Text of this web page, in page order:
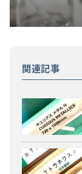
関連記事